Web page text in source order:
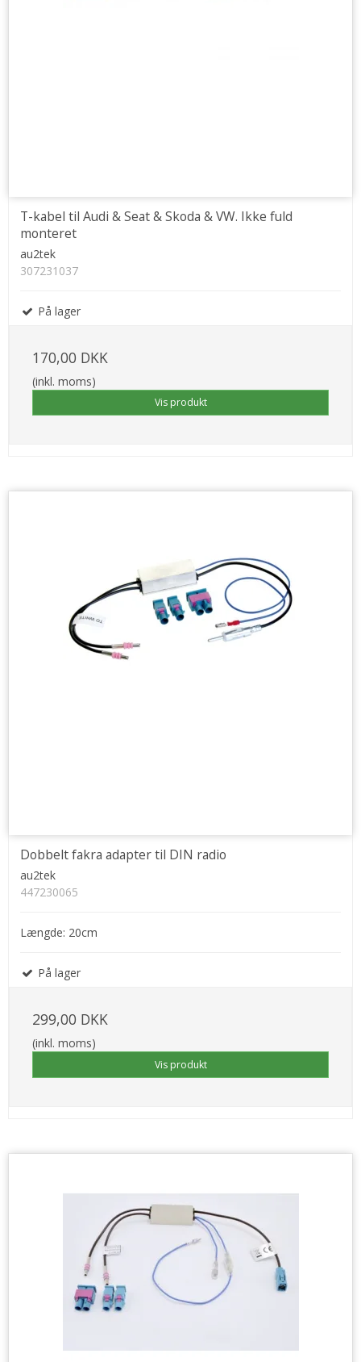
T-kabel til Audi & Seat & Skoda & VW. Ikke fuld
monteret
au2tek
307231037
På lager
170,00 DKK
(inkl. moms)
Vis produkt
Dobbelt fakra adapter til DIN radio
au2tek
447230065
Længde: 20cm
På lager
299,00 DKK
(inkl. moms)
Vis produkt